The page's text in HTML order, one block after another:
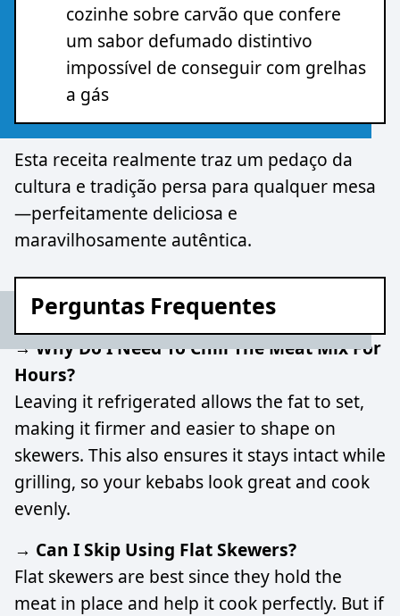
cozinhe sobre carvão que confere
um sabor defumado distintivo
impossível de conseguir com grelhas
a gás
Esta receita realmente traz um pedaço da
cultura e tradição persa para qualquer mesa
—perfeitamente deliciosa e
maravilhosamente autêntica.
Perguntas Frequentes
→ Why Do I Need To Chill The Meat Mix For
Hours?
Leaving it refrigerated allows the fat to set,
making it firmer and easier to shape on
skewers. This also ensures it stays intact while
grilling, so your kebabs look great and cook
evenly.
→ Can I Skip Using Flat Skewers?
Flat skewers are best since they hold the
meat in place and help it cook perfectly. But if